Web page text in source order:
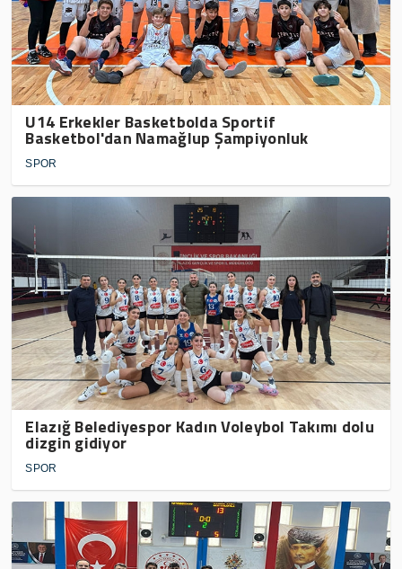
U14 Erkekler Basketbolda Sportif
Basketbol'dan Namağlup Şampiyonluk
SPOR
Elazığ Belediyespor Kadın Voleybol Takımı dolu
dizgin gidiyor
SPOR